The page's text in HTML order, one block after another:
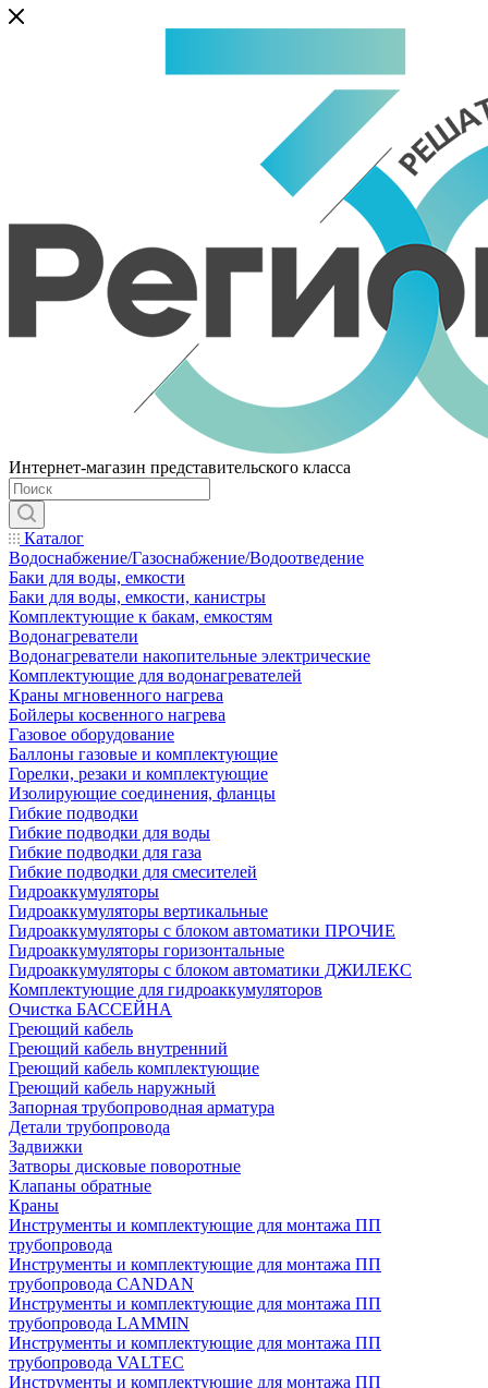
Интернет-магазин представительского класса
Каталог
Водоснабжение/Газоснабжение/Водоотведение
Баки для воды, емкости
Баки для воды, емкости, канистры
Комплектующие к бакам, емкостям
Водонагреватели
Водонагреватели накопительные электрические
Комплектующие для водонагревателей
Краны мгновенного нагрева
Бойлеры косвенного нагрева
Газовое оборудование
Баллоны газовые и комплектующие
Горелки, резаки и комплектующие
Изолирующие соединения, фланцы
Гибкие подводки
Гибкие подводки для воды
Гибкие подводки для газа
Гибкие подводки для смесителей
Гидроаккумуляторы
Гидроаккумуляторы вертикальные
Гидроаккумуляторы с блоком автоматики ПРОЧИЕ
Гидроаккумуляторы горизонтальные
Гидроаккумуляторы с блоком автоматики ДЖИЛЕКС
Комплектующие для гидроаккумуляторов
Очистка БАССЕЙНА
Греющий кабель
Греющий кабель внутренний
Греющий кабель комплектующие
Греющий кабель наружный
Запорная трубопроводная арматура
Детали трубопровода
Задвижки
Затворы дисковые поворотные
Клапаны обратные
Краны
Инструменты и комплектующие для монтажа ПП
трубопровода
Инструменты и комплектующие для монтажа ПП
трубопровода CANDAN
Инструменты и комплектующие для монтажа ПП
трубопровода LAMMIN
Инструменты и комплектующие для монтажа ПП
трубопровода VALTEC
Инструменты и комплектующие для монтажа ПП